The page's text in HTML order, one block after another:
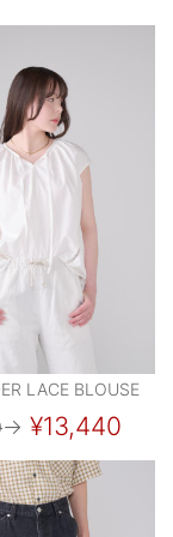
LACE BLOUSE
→ ¥13,440